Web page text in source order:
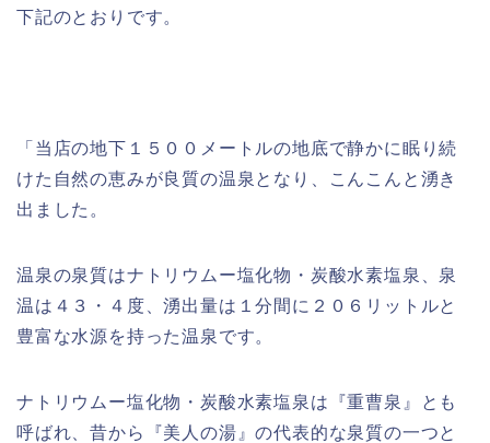
下記のとおりです。
「当店の地下１５００メートルの地底で静かに眠り続
けた自然の恵みが良質の温泉となり、こんこんと湧き
出ました。
温泉の泉質はナトリウムー塩化物・炭酸水素塩泉、泉
温は４３・４度、湧出量は１分間に２０６リットルと
豊富な水源を持った温泉です。
ナトリウムー塩化物・炭酸水素塩泉は『重曹泉』とも
呼ばれ、昔から『美人の湯』の代表的な泉質の一つと